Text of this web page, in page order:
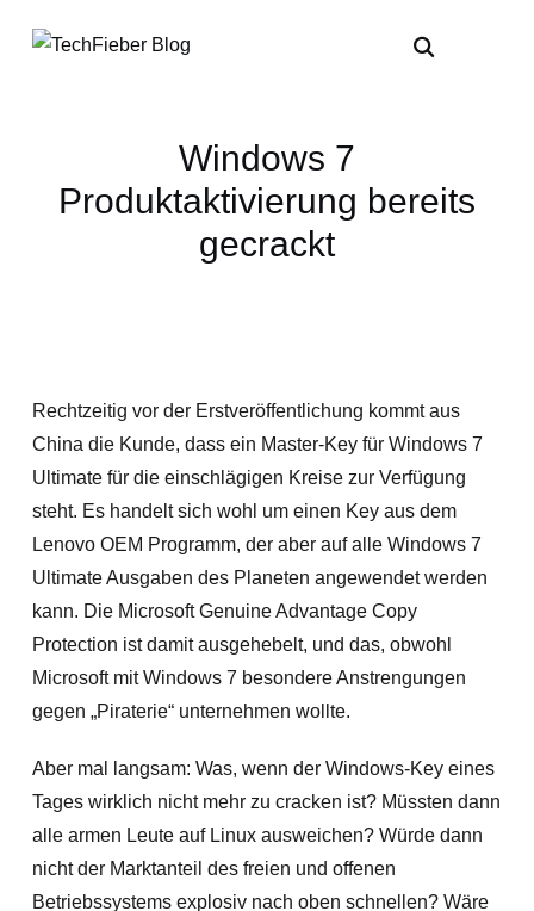
Windows 7
Produktaktivierung bereits
gecrackt
Rechtzeitig vor der Erstveröffentlichung kommt aus
China die Kunde, dass ein Master-Key für Windows 7
Ultimate für die einschlägigen Kreise zur Verfügung
steht. Es handelt sich wohl um einen Key aus dem
Lenovo OEM Programm, der aber auf alle Windows 7
Ultimate Ausgaben des Planeten angewendet werden
kann. Die Microsoft Genuine Advantage Copy
Protection ist damit ausgehebelt, und das, obwohl
Microsoft mit Windows 7 besondere Anstrengungen
gegen „Piraterie“ unternehmen wollte.
Aber mal langsam: Was, wenn der Windows-Key eines
Tages wirklich nicht mehr zu cracken ist? Müssten dann
alle armen Leute auf Linux ausweichen? Würde dann
nicht der Marktanteil des freien und offenen
Betriebssystems explosiv nach oben schnellen? Wäre